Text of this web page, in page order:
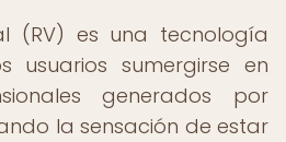
(RV) es una tecnología
usuarios sumergirse en
generados por
la sensación de estar